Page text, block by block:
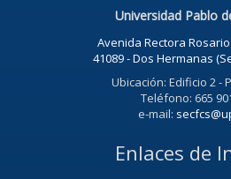
Universidad Pablo
Avenida Rectora
41089 - Dos Hermanas
Ubicación: Edificio 2 -
Teléfono: 665
e-mail:
Enlaces de